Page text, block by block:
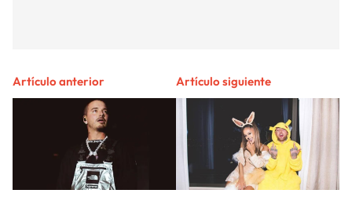
Artículo anterior Artículo siguiente